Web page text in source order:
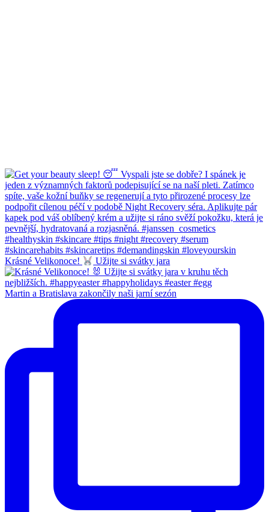
Krásné Velikonoce! Užijte si svátky jara
Martin a Bratislava zakončily naši jarní sezón